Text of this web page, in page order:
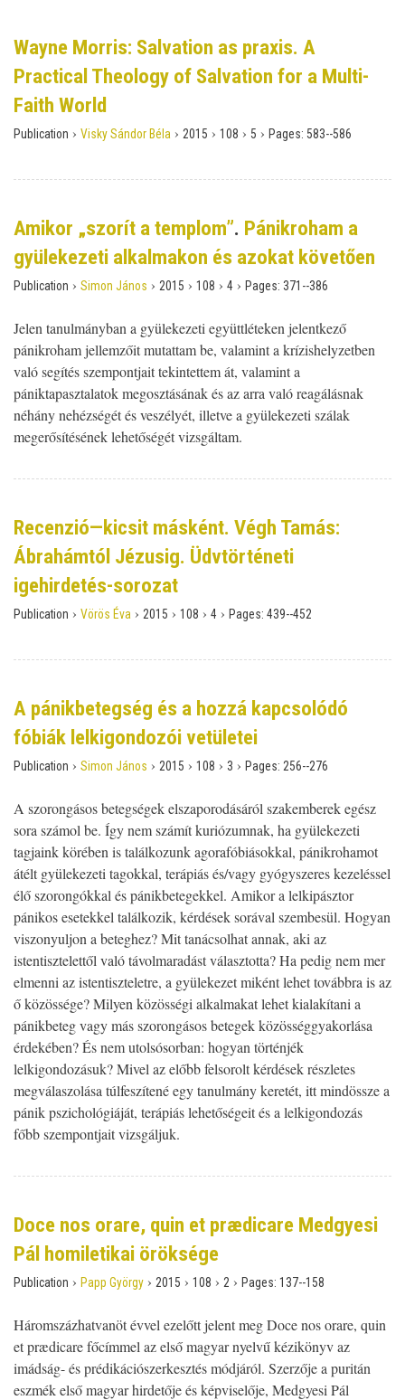
Wayne Morris: Salvation as praxis. A
Practical Theology of Salvation for a Multi-
Faith World
Publication › Visky Sándor Béla › 2015 › 108 › 5 › Pages: 583--586
Amikor „szorít a templom”. Pánikroham a
gyülekezeti alkalmakon és azokat követően
Publication › Simon János › 2015 › 108 › 4 › Pages: 371--386
Jelen tanulmányban a gyülekezeti együttléteken jelentkező
pánikroham jellemzőit mutattam be, valamint a krízishelyzetben
való segítés szempontjait tekintettem át, valamint a
pániktapasztalatok megosztásának és az arra való reagálásnak
néhány nehézségét és veszélyét, illetve a gyülekezeti szálak
megerősítésének lehetőségét vizsgáltam.
Recenzió—kicsit másként. Végh Tamás:
Ábrahámtól Jézusig. Üdvtörténeti
igehirdetés-sorozat
Publication › Vörös Éva › 2015 › 108 › 4 › Pages: 439--452
A pánikbetegség és a hozzá kapcsolódó
fóbiák lelkigondozói vetületei
Publication › Simon János › 2015 › 108 › 3 › Pages: 256--276
A szorongásos betegségek elszaporodásáról szakemberek egész
sora számol be. Így nem számít kuriózumnak, ha gyülekezeti
tagjaink körében is találkozunk agorafóbiásokkal, pánikrohamot
átélt gyülekezeti tagokkal, terápiás és/vagy gyógyszeres kezeléssel
élő szorongókkal és pánikbetegekkel. Amikor a lelkipásztor
pánikos esetekkel találkozik, kérdések sorával szembesül. Hogyan
viszonyuljon a beteghez? Mit tanácsolhat annak, aki az
istentisztelettől való távolmaradást választotta? Ha pedig nem mer
elmenni az istentiszteletre, a gyülekezet miként lehet továbbra is az
ő közössége? Milyen közösségi alkalmakat lehet kialakítani a
pánikbeteg vagy más szorongásos betegek közösséggyakorlása
érdekében? És nem utolsósorban: hogyan történjék
lelkigondozásuk? Mivel az előbb felsorolt kérdések részletes
megválaszolása túlfeszítené egy tanulmány keretét, itt mindössze a
pánik pszichológiáját, terápiás lehetőségeit és a lelkigondozás
főbb szempontjait vizsgáljuk.
Doce nos orare, quin et prædicare Medgyesi
Pál homiletikai öröksége
Publication › Papp György › 2015 › 108 › 2 › Pages: 137--158
Háromszázhatvanöt évvel ezelőtt jelent meg Doce nos orare, quin
et prædicare főcímmel az első magyar nyelvű kézikönyv az
imádság- és prédikációszerkesztés módjáról. Szerzője a puritán
eszmék első magyar hirdetője és képviselője, Medgyesi Pál